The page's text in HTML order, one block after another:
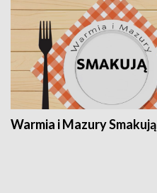
Warmia i Mazury Smakują